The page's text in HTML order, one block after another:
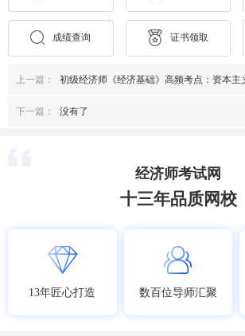
成绩查询 证书领取
上一篇： 初级经济师《经济基础》高频考点：资本主义的发展历程
下一篇： 没有了
经济师考试网
十三年品质网校
13年匠心打造 数百位导师汇聚